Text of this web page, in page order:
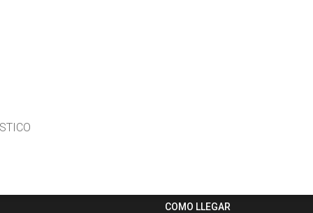
COMO LLEGAR